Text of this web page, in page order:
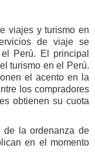
viajes y turismo en
de viaje se
Perú. El principal
turismo en el Perú.
el acento en la
los compradores
obtienen su cuota
de la ordenanza de
en el momento